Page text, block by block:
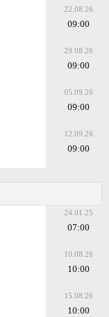
22.08.26
09:00
29.08.26
09:00
05.09.26
09:00
12.09.26
09:00
24.01.25
07:00
10.08.26
10:00
15.08.26
10:00